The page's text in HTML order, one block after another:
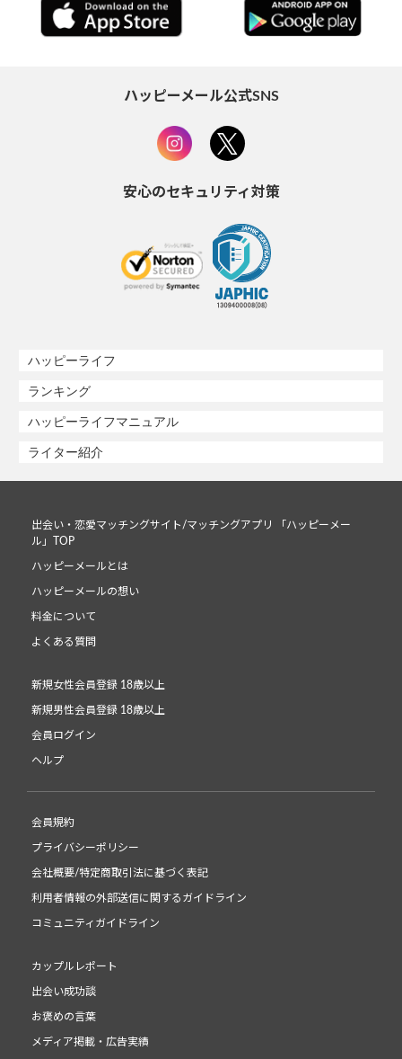
ハッピーメール公式SNS
安心のセキュリティ対策
ハッピーライフ
ランキング
ハッピーライフマニュアル
ライター紹介
出会い・恋愛マッチングサイト/マッチングアプリ 「ハッピーメー
ル」TOP
ハッピーメールとは
ハッピーメールの想い
料金について
よくある質問
新規女性会員登録 18歳以上
新規男性会員登録 18歳以上
会員ログイン
ヘルプ
会員規約
プライバシーポリシー
会社概要/特定商取引法に基づく表記
利用者情報の外部送信に関するガイドライン
コミュニティガイドライン
カップルレポート
出会い成功談
お褒めの言葉
メディア掲載・広告実績